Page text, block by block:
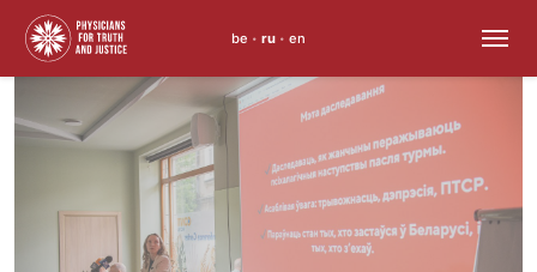
to
content
be • ru • en